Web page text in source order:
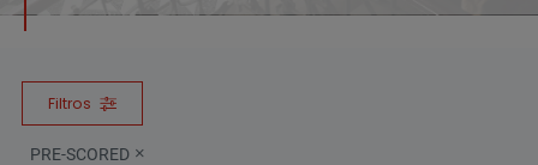
Filtros
PRE-SCORED